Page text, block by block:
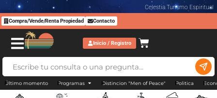
Celestia Turismo Espiritual
Compra/Vende/Renta Propiedad Contacto
Inicio / Registro
Último momento Programas Distincion "Men of Peace" Politica